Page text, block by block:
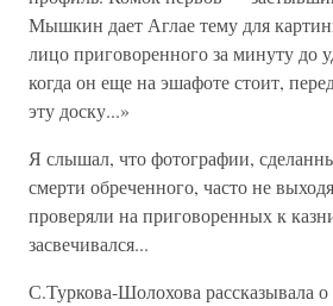
Мышкин дает Аглае тему для
лицо приговоренного за минуту до
когда он еще на эшафоте стоит,
эту доску...»
Я слышал, что фотографии,
смерти обреченного, часто не
проверяли на приговоренных к
засвечивался...
С.Туркова-Шолохова рассказывала о